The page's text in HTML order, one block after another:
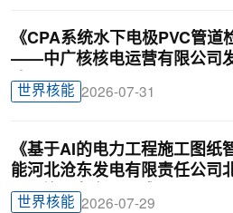
《CPA系统水下电极PVC管道
——中广核核电运营有限公司
达
世界核能 2026-07-31
《基于AI的电力工程施工图
能河北沧东发电有限责任公司
BIM曾理咨询罗晟威
世界核能 2026-07-29